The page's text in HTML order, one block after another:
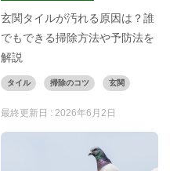
玄関タイルが汚れる原因は？誰
でもできる掃除方法や予防法を
解説
タイル 掃除のコツ 玄関
最終更新日 :2026年6月2日